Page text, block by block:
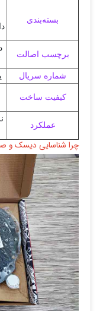
بسته‌بندی
برچسب اصالت
شماره سریال
کیفیت ساخت
عملکرد
چرا شناسایی دیسک و